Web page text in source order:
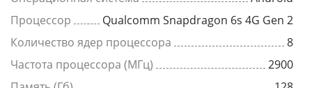
Процессор
Qualcomm Snapdragon 6s 4G Gen 2
Количество ядер процессора
8
Частота процессора (МГц)
2900